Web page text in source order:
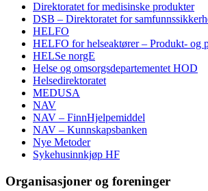
Direktoratet for medisinske produkter
DSB – Direktoratet for
HELFO
HELFO for helseaktører – Produkt- og
HELSe norgE
Helse og omsorgsdepartementet HOD
Helsedirektoratet
MEDUSA
NAV
NAV – FinnHjelpemiddel
NAV – Kunnskapsbanken
Nye Metoder
Sykehusinnkjøp HF
Organisasjoner og foreninger